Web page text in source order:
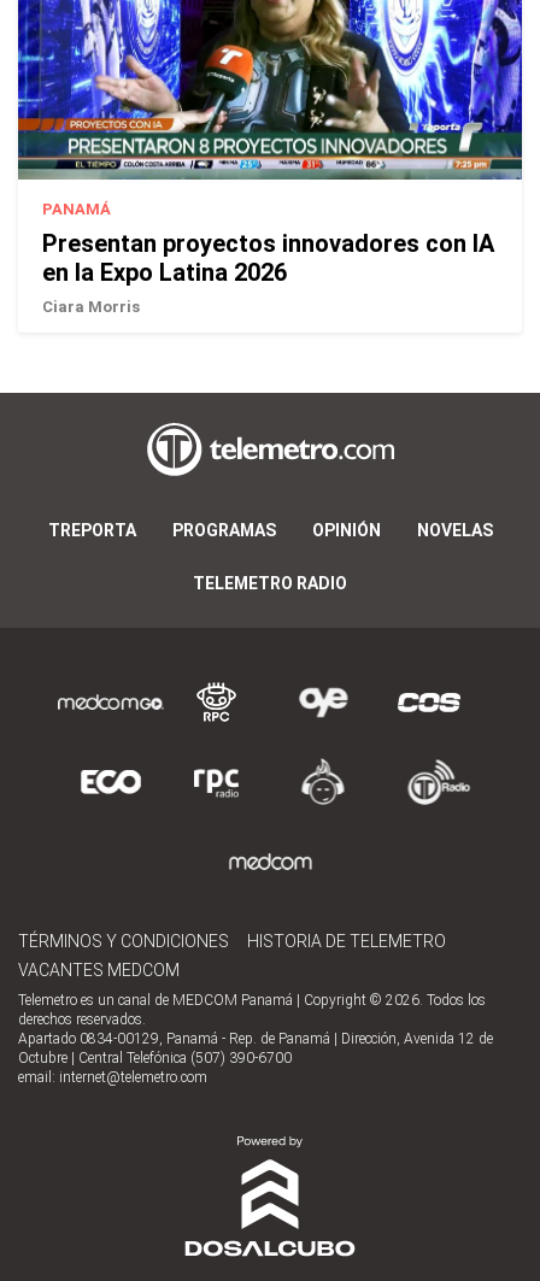
PANAMÁ
Presentan proyectos innovadores con IA
en la Expo Latina 2026
Ciara Morris
TREPORTA PROGRAMAS OPINIÓN NOVELAS
TELEMETRO RADIO
TÉRMINOS Y CONDICIONES
HISTORIA DE TELEMETRO
VACANTES MEDCOM
Telemetro es un canal de MEDCOM Panamá | Copyright © 2026. Todos los
derechos reservados.
Apartado 0834-00129, Panamá - Rep. de Panamá | Dirección, Avenida 12 de
Octubre | Central Telefónica (507) 390-6700
email: internet@telemetro.com